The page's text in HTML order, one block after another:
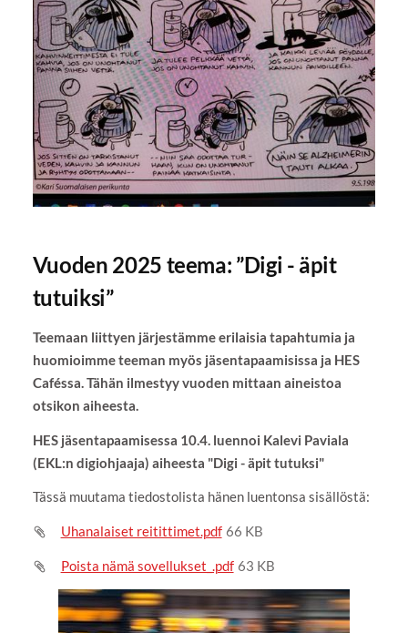
Vuoden 2025 teema: ”Digi - äpit
tutuiksi”
Teemaan liittyen järjestämme erilaisia tapahtumia ja
huomioimme teeman myös jäsentapaamisissa ja HES
Caféssa. Tähän ilmestyy vuoden mittaan aineistoa
otsikon aiheesta.
HES jäsentapaamisessa 10.4. luennoi Kalevi Paviala
(EKL:n digiohjaaja) aiheesta "Digi - äpit tutuksi"
Tässä muutama tiedostolista hänen luentonsa sisällöstä:
Uhanalaiset reitittimet.pdf 66 KB
Poista nämä sovellukset_.pdf 63 KB